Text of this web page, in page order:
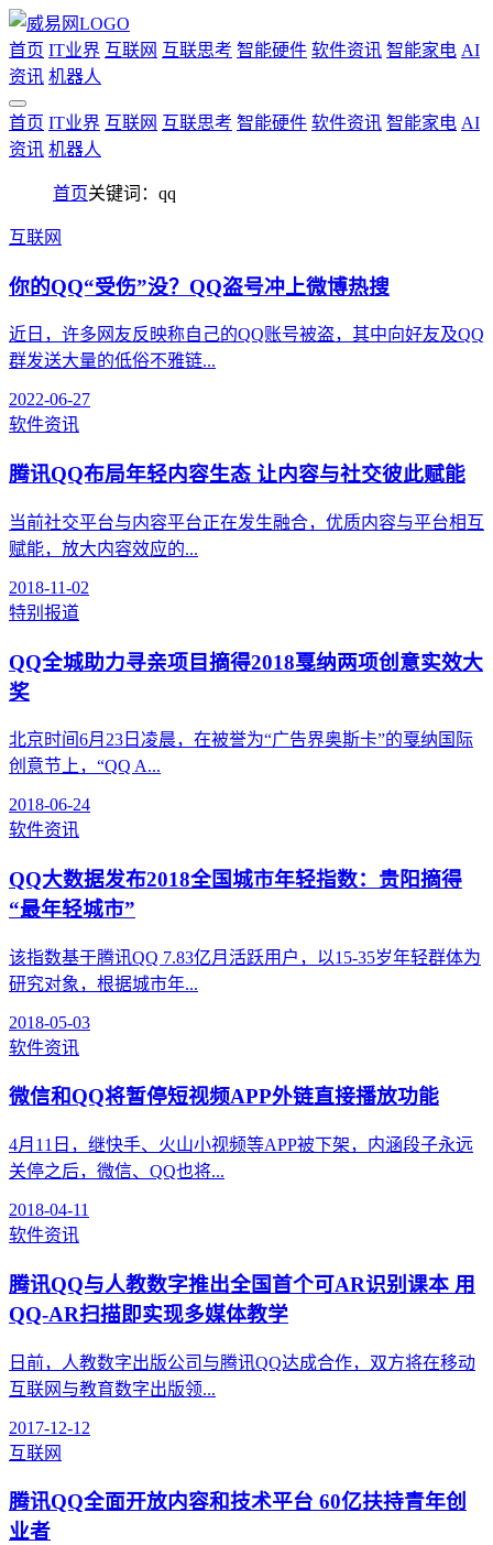
首页 IT业界 互联网 互联思考 智能硬件 软件资讯 智能家电 AI
资讯 机器人
首页 IT业界 互联网 互联思考 智能硬件 软件资讯 智能家电 AI
资讯 机器人
首页关键词：qq
互联网
你的QQ“受伤”没？QQ盗号冲上微博热搜
近日，许多网友反映称自己的QQ账号被盗，其中向好友及QQ
群发送大量的低俗不雅链...
2022-06-27
软件资讯
腾讯QQ布局年轻内容生态 让内容与社交彼此赋能
当前社交平台与内容平台正在发生融合，优质内容与平台相互
赋能，放大内容效应的...
2018-11-02
特别报道
QQ全城助力寻亲项目摘得2018戛纳两项创意实效大
奖
北京时间6月23日凌晨，在被誉为“广告界奥斯卡”的戛纳国际
创意节上，“QQ A...
2018-06-24
软件资讯
QQ大数据发布2018全国城市年轻指数：贵阳摘得
“最年轻城市”
该指数基于腾讯QQ 7.83亿月活跃用户，以15-35岁年轻群体为
研究对象，根据城市年...
2018-05-03
软件资讯
微信和QQ将暂停短视频APP外链直接播放功能
4月11日，继快手、火山小视频等APP被下架，内涵段子永远
关停之后，微信、QQ也将...
2018-04-11
软件资讯
腾讯QQ与人教数字推出全国首个可AR识别课本 用
QQ-AR扫描即实现多媒体教学
日前，人教数字出版公司与腾讯QQ达成合作，双方将在移动
互联网与教育数字出版领...
2017-12-12
互联网
腾讯QQ全面开放内容和技术平台 60亿扶持青年创
业者